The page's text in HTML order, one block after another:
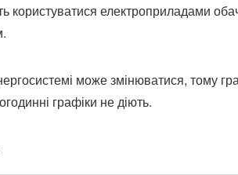
користуватися електроприладами
може змінюватися, тому
графіки не діють.